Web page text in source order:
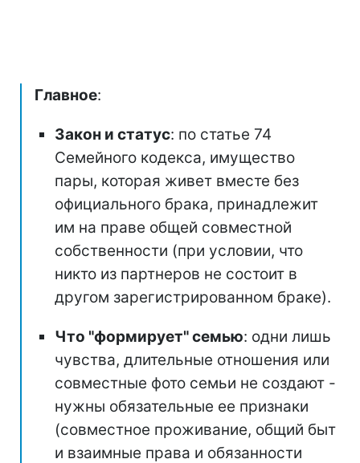
Главное:
Закон и статус: по статье 74
Семейного кодекса, имущество
пары, которая живет вместе без
официального брака, принадлежит
им на праве общей совместной
собственности (при условии, что
никто из партнеров не состоит в
другом зарегистрированном браке).
Что "формирует" семью: одни лишь
чувства, длительные отношения или
совместные фото семьи не создают -
нужны обязательные ее признаки
(совместное проживание, общий быт
и взаимные права и обязанности